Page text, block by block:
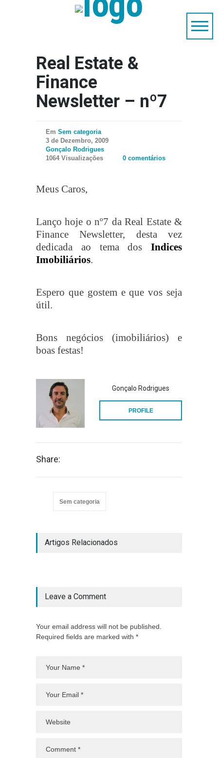
Real Estate &
Finance
Newsletter – nº7
Em Sem categoria
3 de Dezembro, 2009
Gonçalo Rodrigues
1064 Visualizações
0 comentários
Meus Caros,
Lanço hoje o nº7 da Real Estate &
Finance Newsletter, desta vez
dedicada ao tema dos Indices
Imobiliários.
Espero que gostem e que vos seja
útil.
Bons negócios (imobiliários) e
boas festas!
Gonçalo Rodrigues
PROFILE
Share:
Sem categoria
Artigos Relacionados
Leave a Comment
Your email address will not be published.
Required fields are marked with *